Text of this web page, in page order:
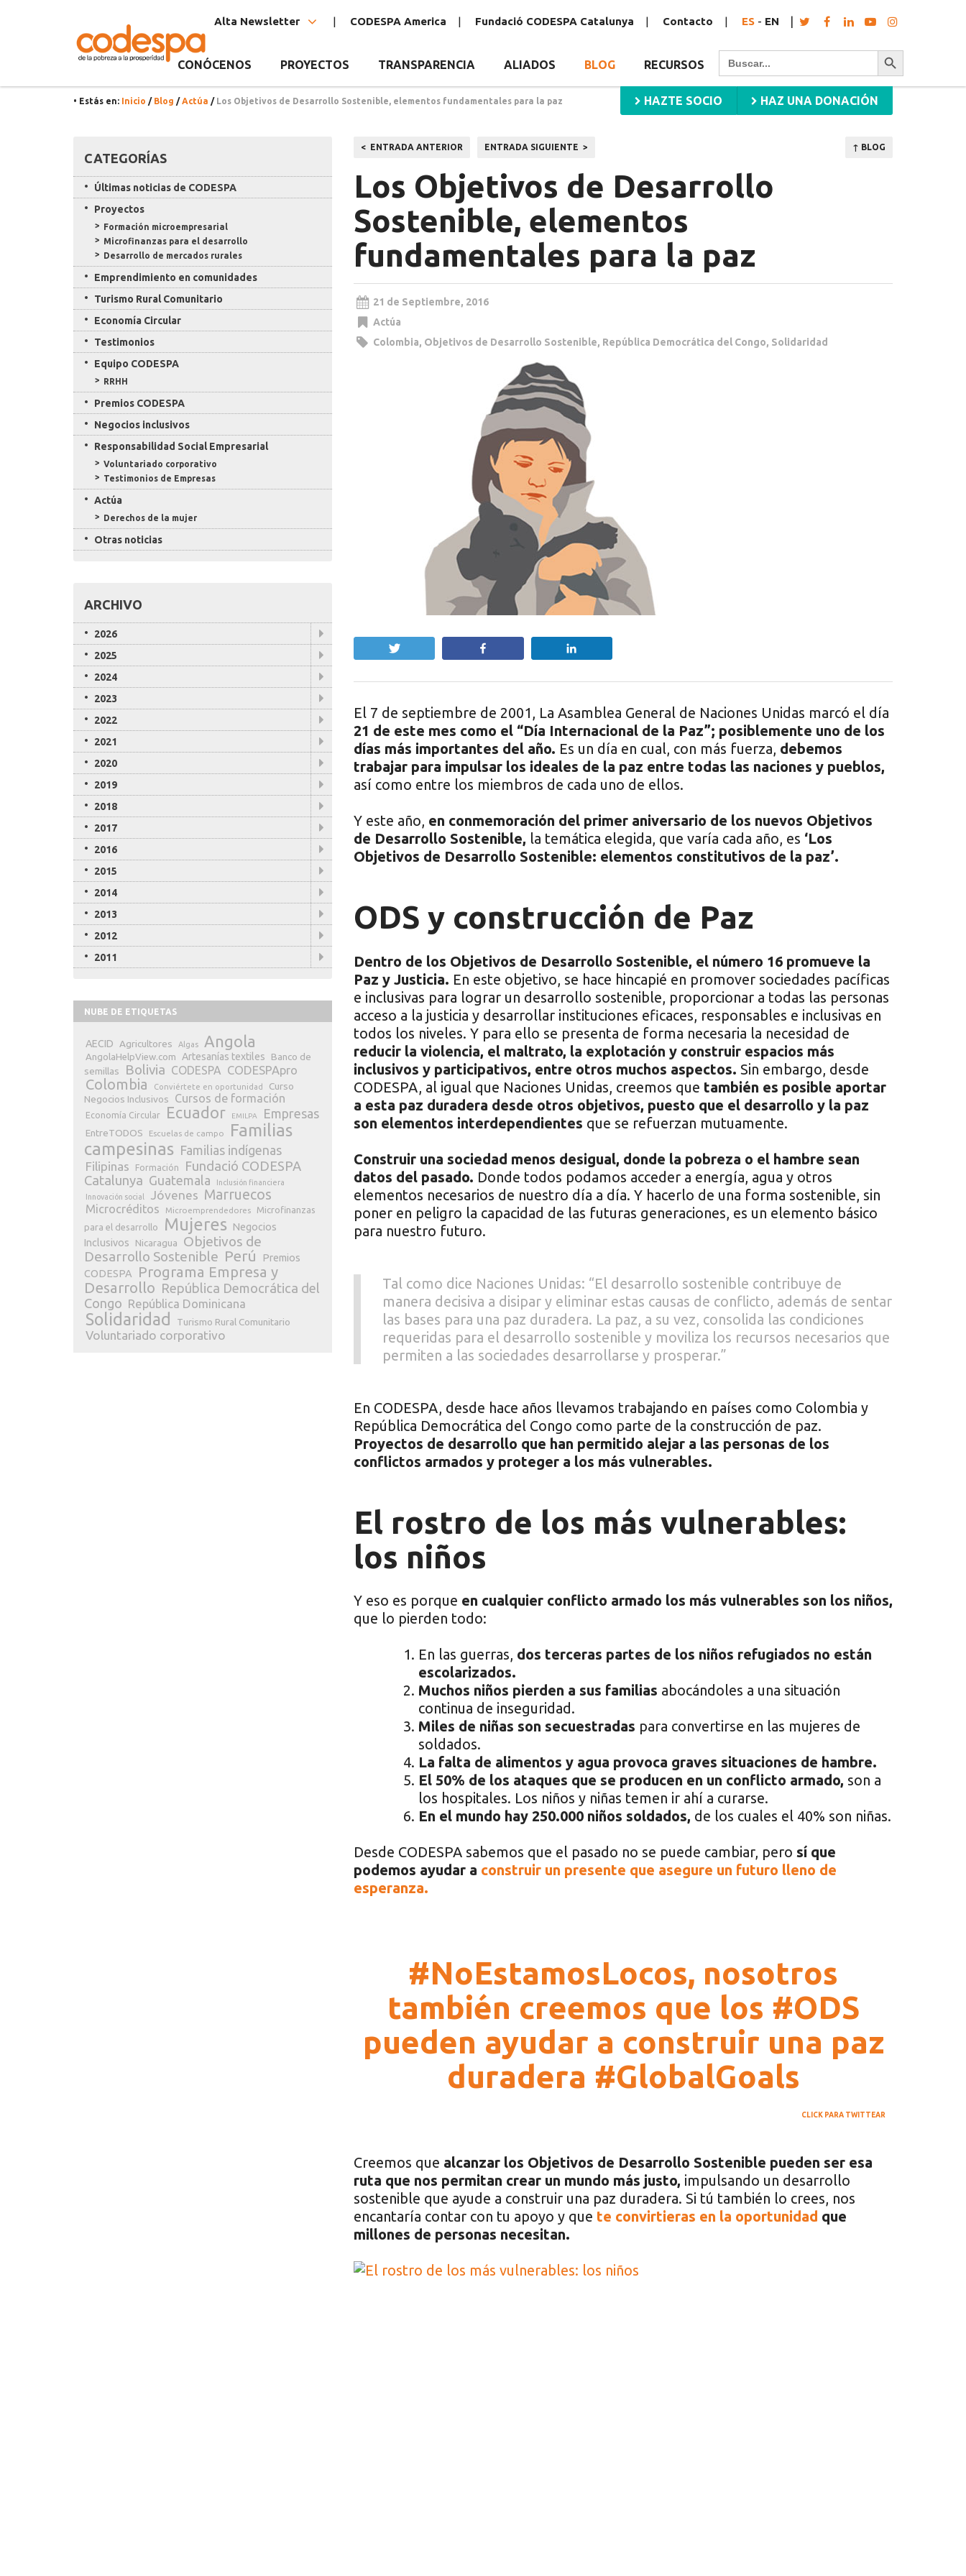
Alta Newsletter CODESPA America Fundació CODESPA Catalunya Contacto ES - EN
CONÓCENOS PROYECTOS TRANSPARENCIA ALIADOS BLOG RECURSOS
Buscar: Botón de búsqueda
HAZTE SOCIO HAZ UNA DONACIÓN
• Estás en: Inicio / Blog / Actúa / Los Objetivos de Desarrollo Sostenible, elementos fundamentales para la paz
↑ BLOG
Navegación
de
entradas
ENTRADA ANTERIOR ENTRADA SIGUIENTE
Los Objetivos de Desarrollo
Sostenible, elementos
fundamentales para la paz
21 de Septiembre, 2016
Actúa
Colombia, Objetivos de Desarrollo Sostenible, República Democrática del Congo, Solidaridad
El 7 de septiembre de 2001, La Asamblea General de Naciones Unidas marcó el día
21 de este mes como el “Día Internacional de la Paz”; posiblemente uno de los
días más importantes del año. Es un día en cual, con más fuerza, debemos
trabajar para impulsar los ideales de la paz entre todas las naciones y pueblos,
así como entre los miembros de cada uno de ellos.
Y este año, en conmemoración del primer aniversario de los nuevos Objetivos
de Desarrollo Sostenible, la temática elegida, que varía cada año, es ‘Los
Objetivos de Desarrollo Sostenible: elementos constitutivos de la paz’.
ODS y construcción de Paz
Dentro de los Objetivos de Desarrollo Sostenible, el número 16 promueve la
Paz y Justicia. En este objetivo, se hace hincapié en promover sociedades pacíficas
e inclusivas para lograr un desarrollo sostenible, proporcionar a todas las personas
acceso a la justicia y desarrollar instituciones eficaces, responsables e inclusivas en
todos los niveles. Y para ello se presenta de forma necesaria la necesidad de
reducir la violencia, el maltrato, la explotación y construir espacios más
inclusivos y participativos, entre otros muchos aspectos. Sin embargo, desde
CODESPA, al igual que Naciones Unidas, creemos que también es posible aportar
a esta paz duradera desde otros objetivos, puesto que el desarrollo y la paz
son elementos interdependientes que se refuerzan mutuamente.
Construir una sociedad menos desigual, donde la pobreza o el hambre sean
datos del pasado. Donde todos podamos acceder a energía, agua y otros
elementos necesarios de nuestro día a día. Y hacerlo de una forma sostenible, sin
poner en peligro la capacidad de las futuras generaciones, es un elemento básico
para nuestro futuro.
Tal como dice Naciones Unidas: “El desarrollo sostenible contribuye de
manera decisiva a disipar y eliminar estas causas de conflicto, además de sentar
las bases para una paz duradera. La paz, a su vez, consolida las condiciones
requeridas para el desarrollo sostenible y moviliza los recursos necesarios que
permiten a las sociedades desarrollarse y prosperar.”
En CODESPA, desde hace años llevamos trabajando en países como Colombia y
República Democrática del Congo como parte de la construcción de paz.
Proyectos de desarrollo que han permitido alejar a las personas de los
conflictos armados y proteger a los más vulnerables.
El rostro de los más vulnerables:
los niños
Y eso es porque en cualquier conflicto armado los más vulnerables son los niños,
que lo pierden todo:
En las guerras, dos terceras partes de los niños refugiados no están
escolarizados.
Muchos niños pierden a sus familias abocándoles a una situación
continua de inseguridad.
Miles de niñas son secuestradas para convertirse en las mujeres de
soldados.
La falta de alimentos y agua provoca graves situaciones de hambre.
El 50% de los ataques que se producen en un conflicto armado, son a
los hospitales. Los niños y niñas temen ir ahí a curarse.
En el mundo hay 250.000 niños soldados, de los cuales el 40% son niñas.
Desde CODESPA sabemos que el pasado no se puede cambiar, pero sí que
podemos ayudar a construir un presente que asegure un futuro lleno de
esperanza.
#NoEstamosLocos, nosotros
también creemos que los #ODS
pueden ayudar a construir una paz
duradera #GlobalGoals
CLICK PARA TWITTEAR
Creemos que alcanzar los Objetivos de Desarrollo Sostenible pueden ser esa
ruta que nos permitan crear un mundo más justo, impulsando un desarrollo
sostenible que ayude a construir una paz duradera. Si tú también lo crees, nos
encantaría contar con tu apoyo y que te convirtieras en la oportunidad que
millones de personas necesitan.
CATEGORÍAS
Últimas noticias de CODESPA
Proyectos
Formación microempresarial
Microfinanzas para el desarrollo
Desarrollo de mercados rurales
Emprendimiento en comunidades
Turismo Rural Comunitario
Economía Circular
Testimonios
Equipo CODESPA
RRHH
Premios CODESPA
Negocios inclusivos
Responsabilidad Social Empresarial
Voluntariado corporativo
Testimonios de Empresas
Actúa
Derechos de la mujer
Otras noticias
ARCHIVO
2026
2025
2024
2023
2022
2021
2020
2019
2018
2017
2016
2015
2014
2013
2012
2011
NUBE DE ETIQUETAS
AECID Agricultores Algas Angola
AngolaHelpView.com Artesanías textiles
Banco de
semillas
Bolivia CODESPA CODESPApro
Colombia Conviértete en oportunidad
Curso
Negocios Inclusivos
Cursos de formación
Economía Circular Ecuador EMILPA Empresas
EntreTODOS Escuelas de campo
Familias
campesinas Familias indígenas
Filipinas
Formación
Fundació CODESPA
Catalunya Guatemala
Inclusión financiera
Innovación social
Jóvenes Marruecos
Microcréditos Microemprendedores
Microfinanzas
para el desarrollo
Mujeres
Negocios
Inclusivos
Nicaragua
Objetivos de
Desarrollo Sostenible Perú
Premios
CODESPA
Programa Empresa y
Desarrollo República Democrática del
Congo República Dominicana
Solidaridad Turismo Rural Comunitario
Voluntariado corporativo